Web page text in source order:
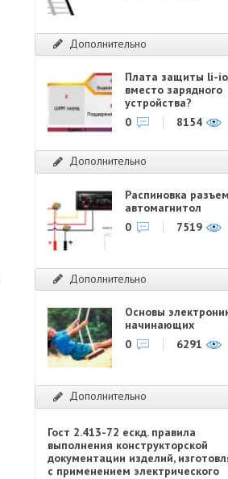
Дополнительно
Плата защиты li-
вместо зарядного
устройства?
0
8154
Дополнительно
Распиновка
автомагнитол
0
7519
Дополнительно
Основы
начинающих
0
6291
Дополнительно
Гост 2.413-72 ескд. правила
выполнения конструкторской
документации изделий,
с применением электрического